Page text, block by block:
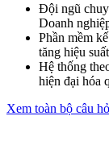
Đội ngũ
Doanh
Phần mềm
tăng hiệu
Hệ thống
hiện đại hóa
Xem toàn bộ câu